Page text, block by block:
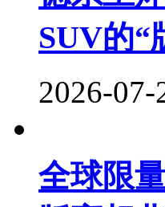
SUV的“
2026-07-
全球限